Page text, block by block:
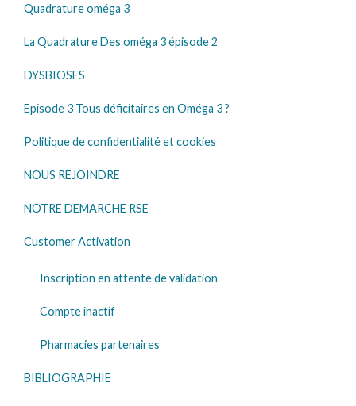
Quadrature oméga 3
La Quadrature Des oméga 3 épisode 2
DYSBIOSES
Episode 3 Tous déficitaires en Oméga 3 ?
Politique de confidentialité et cookies
NOUS REJOINDRE
NOTRE DEMARCHE RSE
Customer Activation
Inscription en attente de validation
Compte inactif
Pharmacies partenaires
BIBLIOGRAPHIE